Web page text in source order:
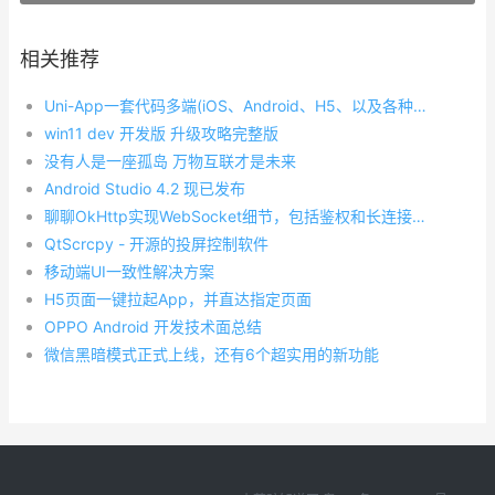
相关推荐
Uni-App一套代码多端(iOS、Android、H5、以及各种小程序)运行
win11 dev 开发版 升级攻略完整版
没有人是一座孤岛 万物互联才是未来
Android Studio 4.2 现已发布
聊聊OkHttp实现WebSocket细节，包括鉴权和长连接保活及其原理！
QtScrcpy - 开源的投屏控制软件
移动端UI一致性解决方案
H5页面一键拉起App，并直达指定页面
OPPO Android 开发技术面总结
微信黑暗模式正式上线，还有6个超实用的新功能